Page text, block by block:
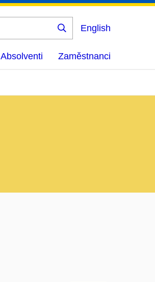
Vyhledat
English
Absolventi Zaměstnanci